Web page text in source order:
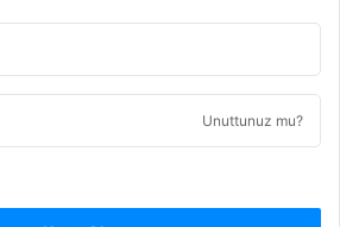
Unuttunuz mu?